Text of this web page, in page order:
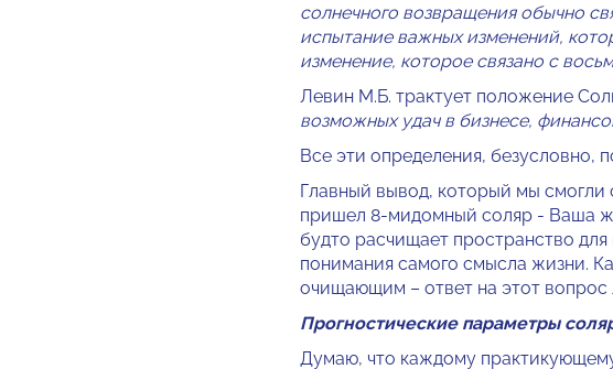
солнечного возвращения обычно
испытание важных изменений,
изменение, которое связано с
Левин М.Б. трактует положение
возможных удач в бизнесе,
Все эти определения, безусловно,
Главный вывод, который мы смогли
пришел 8-мидомный соляр - Ваша
будто расчищает пространство
понимания самого смысла жизни.
очищающим – ответ на этот вопрос
Прогностические параметры
Думаю, что каждому